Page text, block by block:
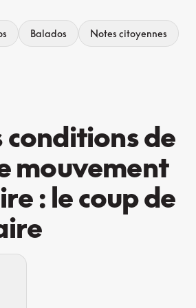
Balados Notes citoyennes
conditions de
mouvement
: le coup de